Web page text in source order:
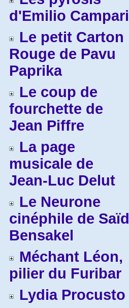
d'Emilio Campari
Le petit Carton
Rouge de Pavu
Paprika
Le coup de
fourchette de
Jean Piffre
La page
musicale de
Jean-Luc Delut
Le Neurone
cinéphile de Saïd
Bensakel
Méchant Léon,
pilier du Furibar
Lydia Procusto